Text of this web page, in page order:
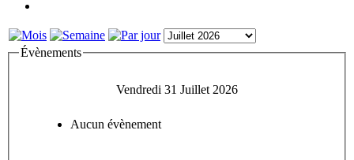
Évènements
Vendredi 31 Juillet 2026
Aucun évènement